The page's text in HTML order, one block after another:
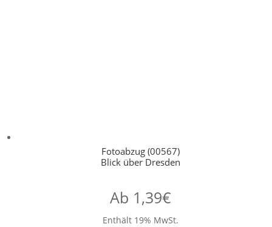
Fotoabzug (00567)
Blick über Dresden
Ab 1,39€
Enthält 19% MwSt.